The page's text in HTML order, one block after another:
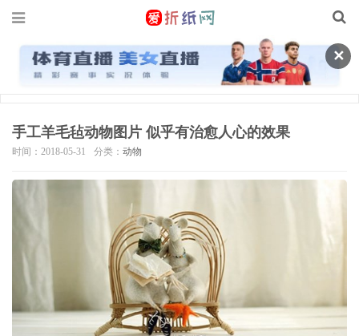
✕
手工羊毛毡动物图片 似乎有治愈人心的效果
时间：2018-05-31 分类： 动物